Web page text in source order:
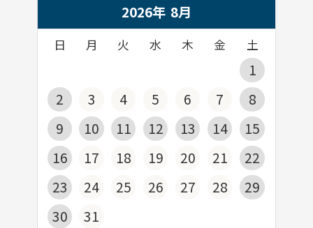
2026年 8月
日 月 火 水 木 金 土
1
2
3 4 5 6 7
8
9
10 11 12 13 14
15
16
17 18 19 20 21
22
23
24 25 26 27 28
29
30
31